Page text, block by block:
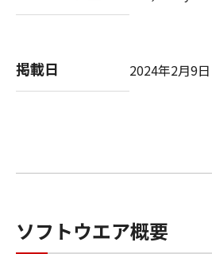
掲載日 2024年2月9日
ソフトウエア概要